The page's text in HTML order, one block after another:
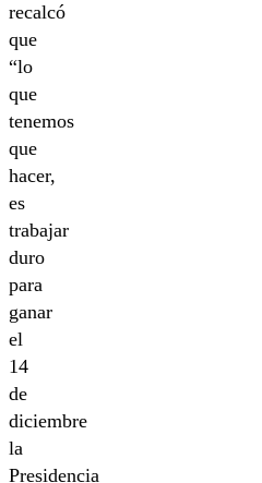
recalcó
que
“lo
que
tenemos
que
hacer,
es
trabajar
duro
para
ganar
el
14
de
diciembre
la
Presidencia